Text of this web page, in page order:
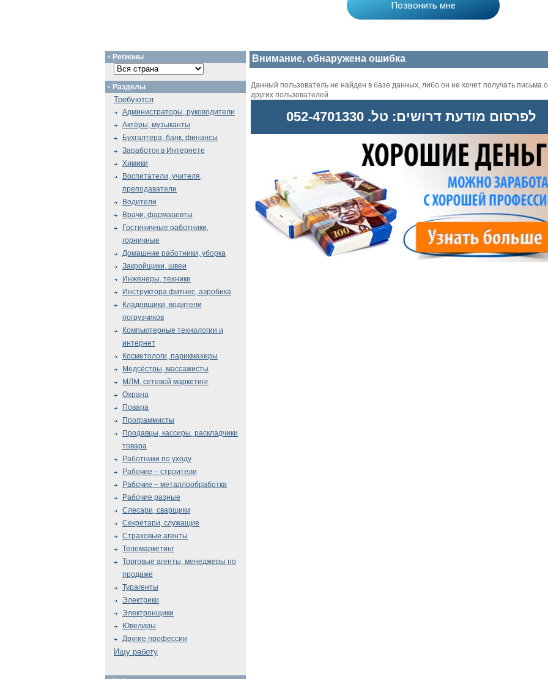
Внимание, обнаружена ошибка
Данный пользователь не найден в базе данных, либо он не хочет получать письма
других пользователей
לפרסום מודעת דרושים: טל. 052-4701330
Регионы
Разделы
Требуются
Администраторы, руководители
Актёры, музыканты
Бухгалтера, банк, финансы
Заработок в Интернете
Химики
Воспитатели, учителя,
преподаватели
Водители
Врачи, фармацевты
Гостиничные работники,
горничные
Домашние работники, уборка
Закройщики, швеи
Инженеры, техники
Инструктора фитнес, аэробика
Кладовщики, водители
погрузчиков
Компьютерные технологии и
интернет
Косметологи, парикмахеры
Медсёстры, массажисты
МЛМ, сетевой маркетинг
Охрана
Повара
Программисты
Продавцы, кассиры, раскладчики
товара
Работники по уходу
Рабочие – строители
Рабочие – металлообработка
Рабочие разные
Слесари, сварщики
Секретари, служащие
Страховые агенты
Телемаркетинг
Торговые агенты, менеджеры по
продаже
Турагенты
Электрики
Электронщики
Ювелиры
Другие профессии
Ищу работу